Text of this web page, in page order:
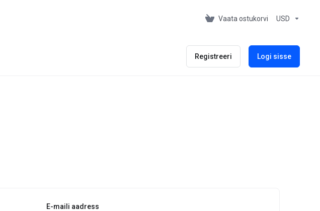
Vaata ostukorvi USD
Registreeri Logi sisse
E-maili aadress